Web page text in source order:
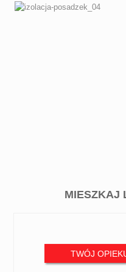
MIESZKAJ
TWÓJ